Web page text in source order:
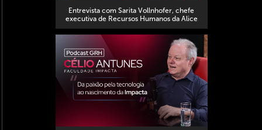
Entrevista com Sarita Vollnhofer, chefe
executiva de Recursos Humanos da Alice